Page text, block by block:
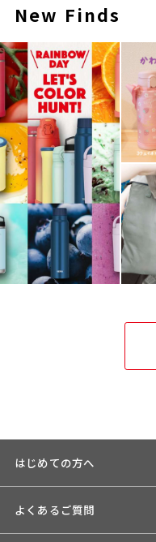
New Finds
はじめての方へ
よくあるご質問